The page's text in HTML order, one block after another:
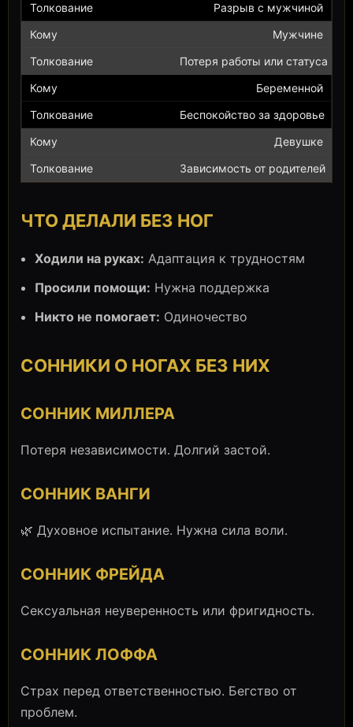
Разрыв с мужчиной
Мужчине
Потеря работы или статуса
Беременной
Беспокойство за здоровье
Девушке
Зависимость от родителей
ЧТО ДЕЛАЛИ БЕЗ НОГ
Ходили на руках: Адаптация к трудностям
Просили помощи: Нужна поддержка
Никто не помогает: Одиночество
СОННИКИ О НОГАХ БЕЗ НИХ
СОННИК МИЛЛЕРА
Потеря независимости. Долгий застой.
СОННИК ВАНГИ
🌿 Духовное испытание. Нужна сила воли.
СОННИК ФРЕЙДА
Сексуальная неуверенность или фригидность.
СОННИК ЛОФФА
Страх перед ответственностью. Бегство от
проблем.